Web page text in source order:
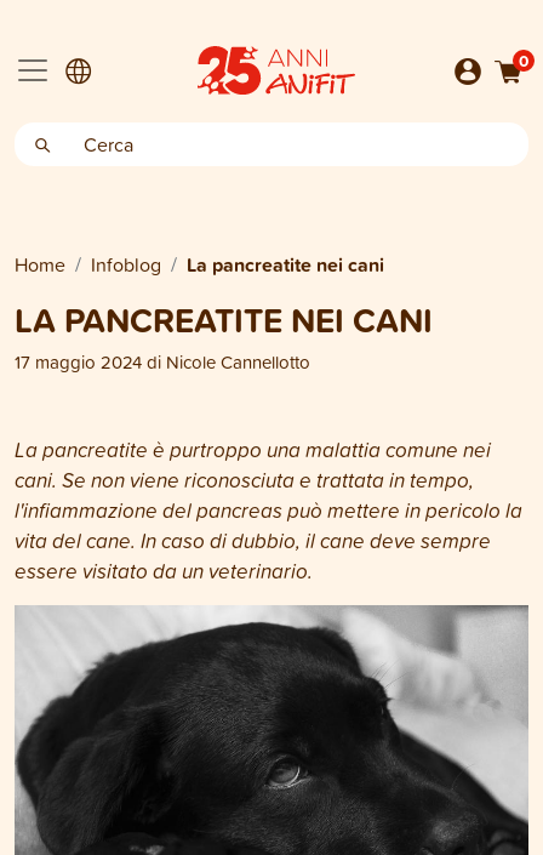
0
Home Infoblog La pancreatite nei cani
LA PANCREATITE NEI CANI
17 maggio 2024di Nicole Cannellotto
La pancreatite è purtroppo una malattia comune nei
cani. Se non viene riconosciuta e trattata in tempo,
l'infiammazione del pancreas può mettere in pericolo la
vita del cane. In caso di dubbio, il cane deve sempre
essere visitato da un veterinario.